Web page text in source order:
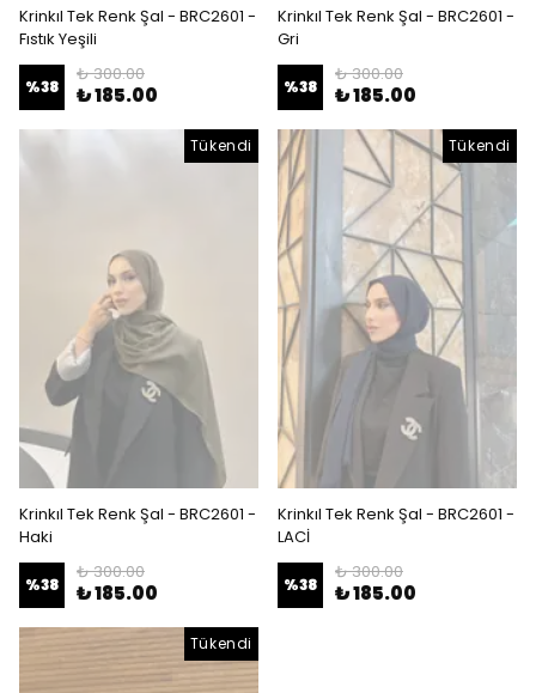
Krinkıl Tek Renk Şal - BRC2601 -
Fıstık Yeşili
%38
₺ 300.00
₺ 185.00
Krinkıl Tek Renk Şal - BRC2601 -
Gri
%38
₺ 300.00
₺ 185.00
Tükendi
Krinkıl Tek Renk Şal - BRC2601 -
Haki
%38
₺ 300.00
₺ 185.00
Tükendi
Krinkıl Tek Renk Şal - BRC2601 -
LACİ
%38
₺ 300.00
₺ 185.00
Tükendi